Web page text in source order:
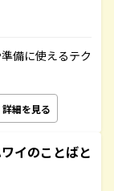
備に使えるテク
詳細を見る
イのことばと